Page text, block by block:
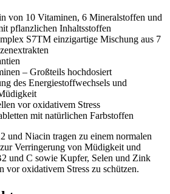
von 10 Vitaminen, 6 Mineralstoffen und
pflanzlichen Inhaltsstoffen
S7TM einzigartige Mischung aus 7
– Großteils hochdosiert
des Energiestoffwechsels und
vor oxidativem Stress
mit natürlichen Farbstoffen
und Niacin tragen zu einem normalen
Verringerung von Müdigkeit und
und C sowie Kupfer, Selen und Zink
vor oxidativem Stress zu schützen.